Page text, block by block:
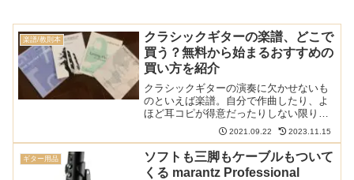
楽譜/教則本
クラシックギターの楽譜、どこで
買う？無料から始まるおすすめの
買い方を紹介
クラシックギターの演奏に欠かせないも
のといえば楽譜。自分で作曲したり、よ
ほど耳コピが得意だったりしない限りは
楽譜がないと演奏を楽しむことはできま
せん。そんな楽譜ですが、どこでどのよ
うに買うのが良いのでしょうか？この記
事では、無料で手に入れる...
2021.09.22 2023.11.15
ギター用品
ソフトも三脚もケーブルもついて
くる marantz Professional